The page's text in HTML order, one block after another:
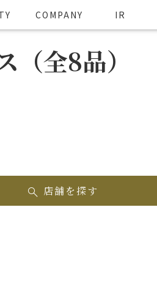
COMPANY IR
全8品）
店舗を探す